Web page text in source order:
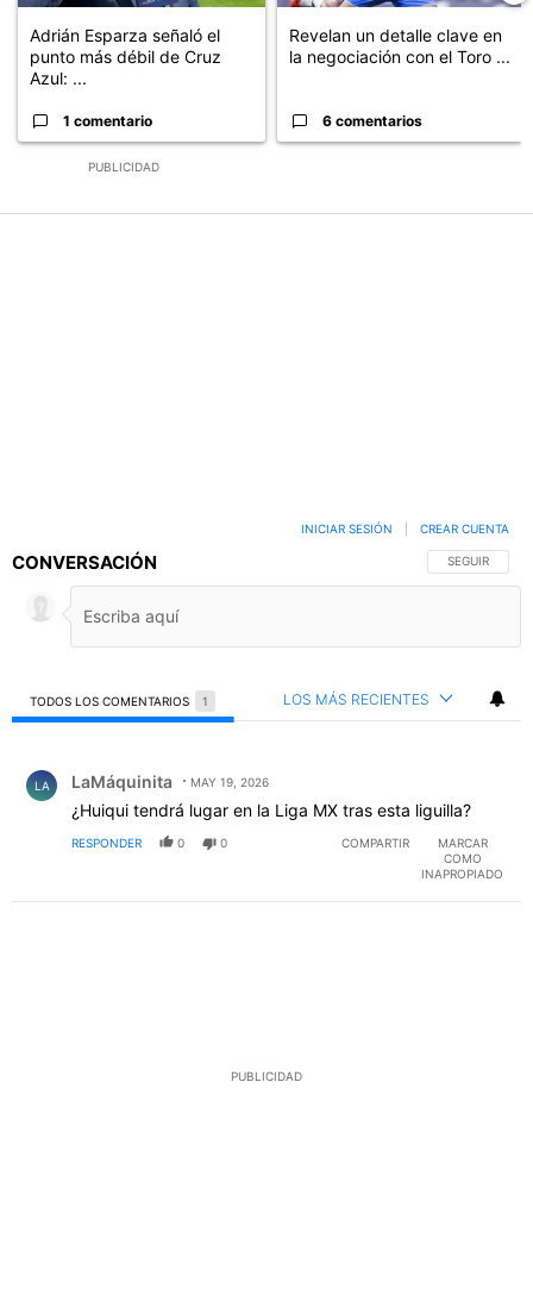
PUBLICIDAD
Adrián Esparza señaló el
punto más débil de Cruz
Azul: ...
1 comentario
Revelan un detalle clave en
la negociación con el Toro ...
6 comentarios
CONVERSACIÓN SIGA ESTA
SEGUIR
INICIAR SESIÓN CREAR CUENTA
TODOS LOS COMENTARIOS 1 LOS MÁS RECIENTES
LA LaMáquinita MAY 19, 2026
¿Huiqui tendrá lugar en la Liga MX tras esta liguilla?
RESPONDER 0 0 COMPARTIR
MARCAR
COMO
INAPROPIADO
PUBLICIDAD